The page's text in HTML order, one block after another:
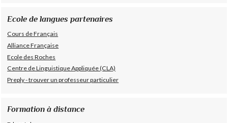
Ecole de langues partenaires
Cours de Français
Alliance Française
Ecole des Roches
Centre de Linguistique Appliquée (CLA)
Preply - trouver un professeur particulier
Formation à distance